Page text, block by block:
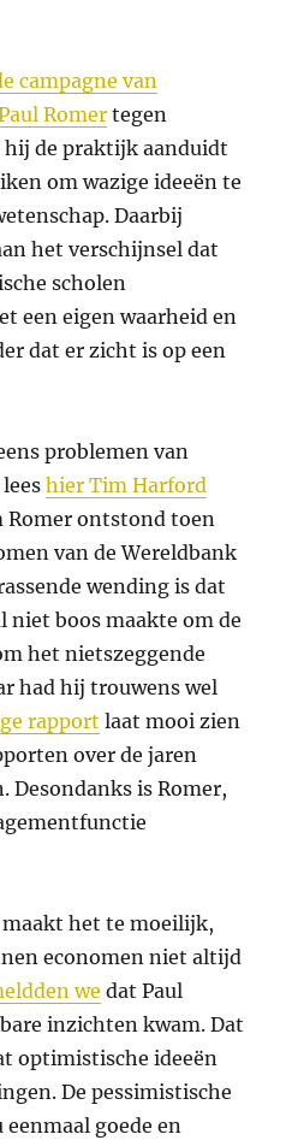
campagne van
Romer tegen
hij de praktijk aanduidt
om wazige ideeën te
Daarbij
het verschijnsel dat
scholen
een eigen waarheid en
dat er zicht is op een
problemen van
leeshier Tim Harford
Romer ontstond toen
van de Wereldbank
wending is dat
niet boos maakte om de
het nietszeggende
had hij trouwens wel
rapport laat mooi zien
over de jaren
Desondanks is Romer,
het te moeilijk,
economen niet altijd
we dat Paul
inzichten kwam. Dat
optimistische ideeën
De pessimistische
goede en